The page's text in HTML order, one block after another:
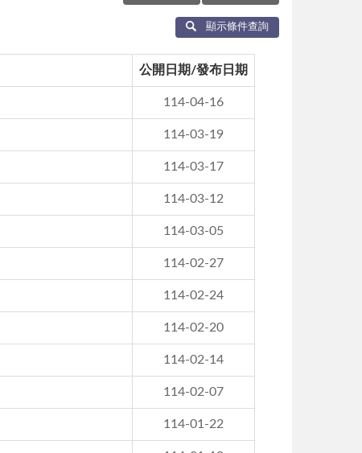
顯示條件查詢
公開日期/發布日期
114-04-16
114-03-19
114-03-17
114-03-12
114-03-05
114-02-27
114-02-24
114-02-20
114-02-14
114-02-07
114-01-22